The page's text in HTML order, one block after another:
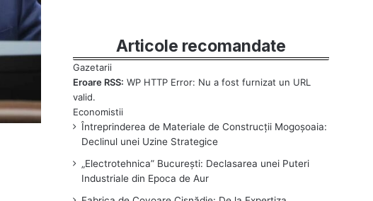
Articole recomandate
Eroare RSS: WP HTTP Error: Nu a fost furnizat un URL
valid.
Întreprinderea de Materiale de Construcții Mogoșoaia:
Declinul unei Uzine Strategice
„Electrotehnica” București: Declasarea unei Puteri
Industriale din Epoca de Aur